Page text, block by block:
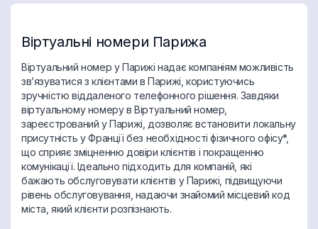
Віртуальні номери Парижа
Віртуальний номер у Парижі надає компаніям можливість
зв’язуватися з клієнтами в Парижі, користуючись
зручністю віддаленого телефонного рішення. Завдяки
віртуальному номеру в Віртуальний номер,
зареєстрований у Парижі, дозволяє встановити локальну
присутність у Франції без необхідності фізичного офісу*,
що сприяє зміцненню довіри клієнтів і покращенню
комунікації. Ідеально підходить для компаній, які
бажають обслуговувати клієнтів у Парижі, підвищуючи
рівень обслуговування, надаючи знайомий місцевий код
міста, який клієнти розпізнають.